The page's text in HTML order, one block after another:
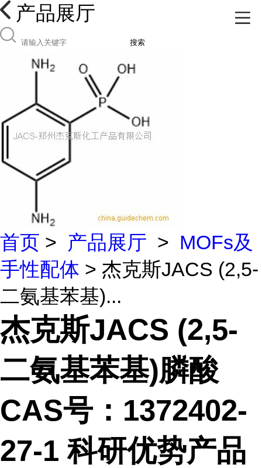
产品展厅
搜索
首页 > 产品展厅 > MOFs及
手性配体 > 杰克斯JACS (2,5-
二氨基苯基)...
杰克斯JACS (2,5-
二氨基苯基)膦酸
CAS号：1372402-
27-1 科研优势产品